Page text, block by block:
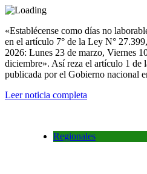
«Establécense como días no
en el artículo 7° de la Ley N°
2026: Lunes 23 de marzo, Viernes
diciembre». Así reza el artículo 1 de
publicada por el Gobierno nacional
Leer noticia completa
Regionales